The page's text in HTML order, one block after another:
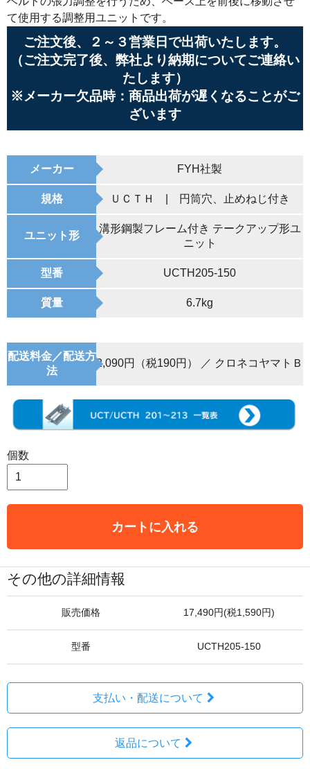
て使用する調整用ユニットです。
ご注文後、２～３営業日で出荷いたします。
（ご注文完了後、弊社より納期についてご連絡い
たします）
※メーカー欠品時：商品出荷が遅くなることがご
ざいます
メーカー FYH社製
規格 ＵＣＴＨ | 円筒穴、止めねじ付き
ユニット形
溝形鋼製フレーム付き テークアップ形ユ
ニット
型番 UCTH205-150
質量 6.7kg
配送料金／配送方
法
2,090円（税190円） ／ クロネコヤマトＢ
個数
カートに入れる
その他の詳細情報
販売価格 17,490円(税1,590円)
型番 UCTH205-150
支払い・配送について
返品について